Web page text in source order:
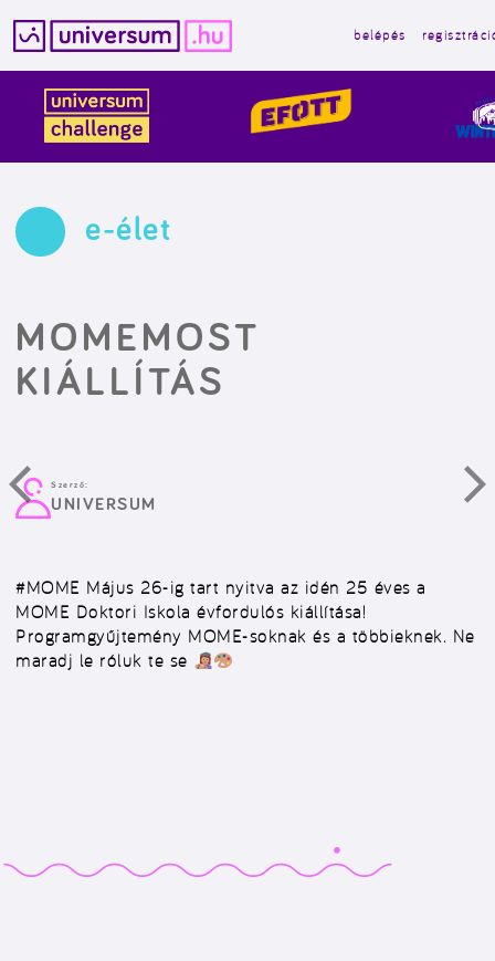
tartalomba
belépés
e-élet
MOMEMOST
KIÁLLÍTÁS
Szerző:
UNIVERSUM
#MOME Május 26-ig tart nyitva az idén 25 éves a
MOME Doktori Iskola évfordulós kiállítása!
Programgyűjtemény MOME-soknak és a többieknek. Ne
maradj le róluk te se